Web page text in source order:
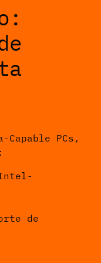
Capable PCs,
Intel-
de